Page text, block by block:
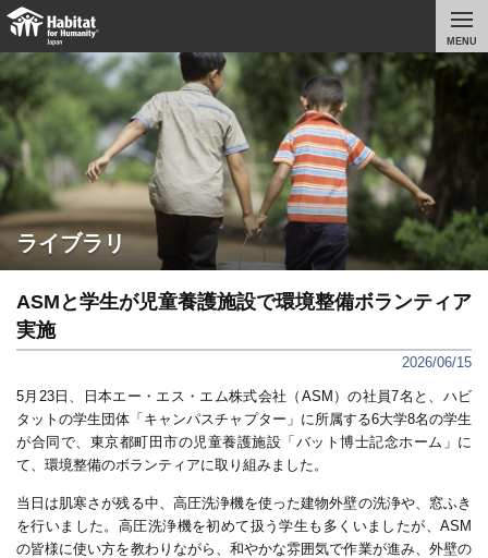
MENU
ライブラリ
ASMと学生が児童養護施設で環境整備ボランティア
実施
2026/06/15
5月 23日、日本エー・エス・エム株式会社（ ASM ）の社員7名と、ハビ
タットの学生団体「キャンパスチャプター」に所属する6大学8名の学生
が合同で、東京都町田市の児童養護施設「バット博士記念ホーム」に
て、環境整備のボランティアに取り組みました。
当日は肌寒さが残る中、高圧洗浄機を使った建物外壁の洗浄や、窓ふき
を行いました。高圧洗浄機を初めて扱う学生も多くいましたが、 ASM
の皆様に使い方を教わりながら、和やかな雰囲気で作業が進み、外壁の